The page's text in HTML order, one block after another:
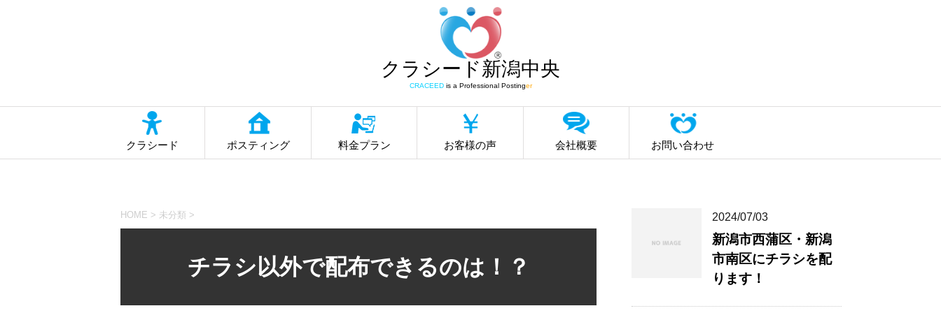
クラシード新潟中央
CRACEEDis a Professional Postinger
クラシード ポスティング 料金プラン お客様の声 会社概要 お問い合わせ
HOME > 未分類 >
チラシ以外で配布できるのは！？
2024/07/03
新潟市西蒲区・新潟
市南区にチラシを配
ります！